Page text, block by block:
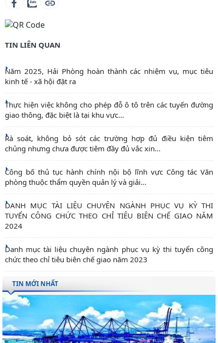
TIN LIÊN QUAN
Năm 2025, Hải Phòng hoàn thành các nhiệm vụ, mục tiêu
kinh tế - xã hội đặt ra
Thực hiện việc không cho phép đỗ ô tô trên các tuyến đường
giao thông, đặc biệt là tại khu vực...
Rà soát, không bỏ sót các trường hợp đủ điều kiện tiêm
chủng nhưng chưa được tiêm đầy đủ vắc xin...
Công bố thủ tục hành chính nội bộ lĩnh vực Công tác Văn
phòng thuộc thẩm quyền quản lý và giải...
DANH MỤC TÀI LIỆU CHUYÊN NGÀNH PHỤC VỤ KỲ THI
TUYỂN CÔNG CHỨC THEO CHỈ TIÊU BIÊN CHẾ GIAO NĂM
2024
Danh mục tài liệu chuyên ngành phục vụ kỳ thi tuyển công
chức theo chỉ tiêu biên chế giao năm 2023
TIN MỚI NHẤT